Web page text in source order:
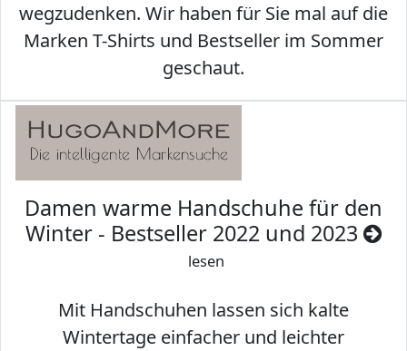
wegzudenken. Wir haben für Sie mal auf die
Marken T-Shirts und Bestseller im Sommer
geschaut.
Damen warme Handschuhe für den
Winter - Bestseller 2022 und 2023
lesen
Mit Handschuhen lassen sich kalte
Wintertage einfacher und leichter